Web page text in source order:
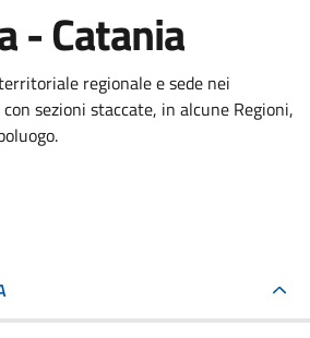
- Catania
regionale e sede nei
sezioni staccate, in alcune Regioni,